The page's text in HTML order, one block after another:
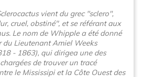
vient du grec "sclero",
cruel, obstiné", et se référant aux
Le nom de Whipple a été donné
du Lieutenant Amiel Weeks
- 1863), qui dirigea une des
de trouver un tracé
le Mississipi et la Côte Ouest des